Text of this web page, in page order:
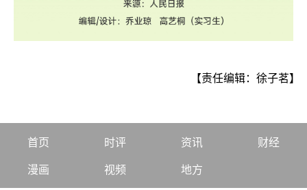
【责任编辑：徐子茗】
首页 时评 资讯 财经
漫画 视频 地方